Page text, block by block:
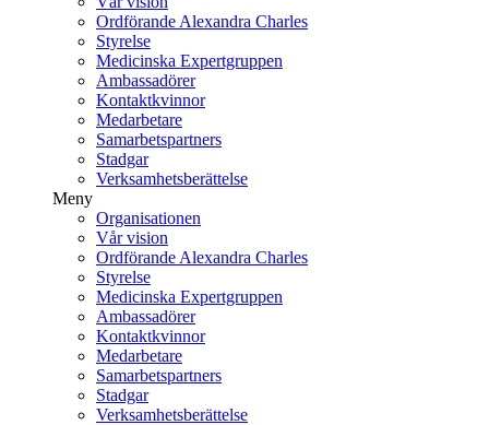
Ordförande Alexandra Charles
Styrelse
Medicinska Expertgruppen
Ambassadörer
Kontaktkvinnor
Medarbetare
Samarbetspartners
Stadgar
Verksamhetsberättelse
Meny
Organisationen
Vår vision
Ordförande Alexandra Charles
Styrelse
Medicinska Expertgruppen
Ambassadörer
Kontaktkvinnor
Medarbetare
Samarbetspartners
Stadgar
Verksamhetsberättelse